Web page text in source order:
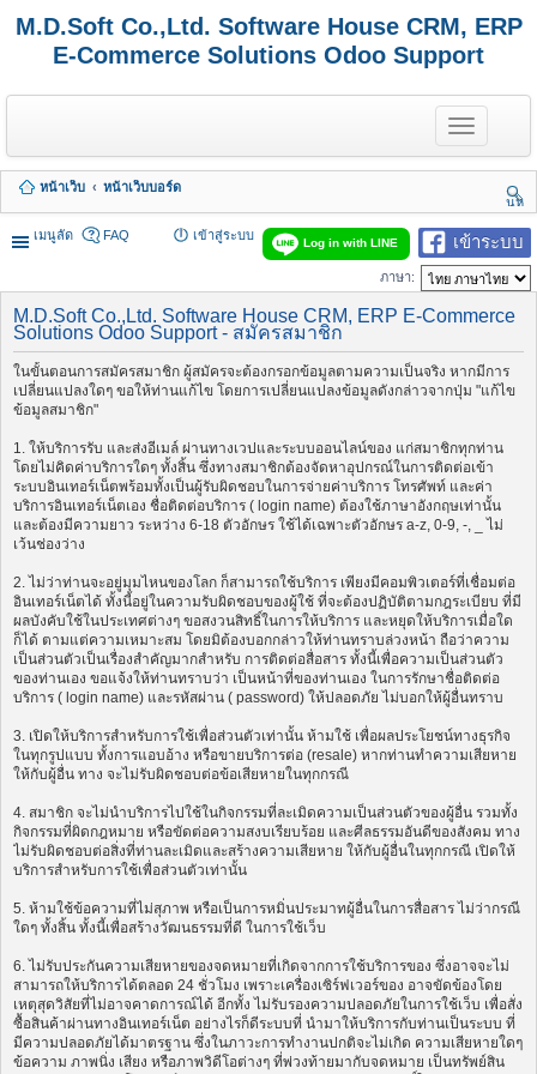
M.D.Soft Co.,Ltd. Software House CRM, ERP
E-Commerce Solutions Odoo Support
T
o
g
e
n
a
v
i
a
o
n
หน้าเว็บ
หน้าเว็บบอร์ด
นห
า
เมนูลัด
เข้าระบบ
Log in with LINE
FAQ เข้าสู่ระบบ
ภาษา:
M.D.Soft Co.,Ltd. Software House CRM, ERP E-Commerce
Solutions Odoo Support - สมัครสมาชิก
ในขั้นตอนการสมัครสมาชิก ผู้สมัครจะต้องกรอกข้อมูลตามความเป็นจริง หากมีการ
เปลี่ยนแปลงใดๆ ขอให้ท่านแก้ไข โดยการเปลี่ยนแปลงข้อมูลดังกล่าวจากปุ่ม "แก้ไข
ข้อมูลสมาชิก"
1. ให้บริการรับ และส่งอีเมล์ ผ่านทางเวปและระบบออนไลน์ของ แก่สมาชิกทุกท่าน
โดยไม่คิดค่าบริการใดๆ ทั้งสิ้น ซึ่งทางสมาชิกต้องจัดหาอุปกรณ์ในการติดต่อเข้า
ระบบอินเทอร์เน็ตพร้อมทั้งเป็นผู้รับผิดชอบในการจ่ายค่าบริการ โทรศัพท์ และค่า
บริการอินเทอร์เน็ตเอง ชื่อติดต่อบริการ ( login name) ต้องใช้ภาษาอังกฤษเท่านั้น
และต้องมีความยาว ระหว่าง 6-18 ตัวอักษร ใช้ได้เฉพาะตัวอักษร a-z, 0-9, -, _ ไม่
เว้นช่องว่าง
2. ไม่ว่าท่านจะอยู่มุมไหนของโลก ก็สามารถใช้บริการ เพียงมีคอมพิวเตอร์ที่เชื่อมต่อ
อินเทอร์เน็ตได้ ทั้งนี้อยู่ในความรับผิดชอบของผู้ใช้ ที่จะต้องปฏิบัติตามกฎระเบียบ ที่มี
ผลบังคับใช้ในประเทศต่างๆ ขอสงวนสิทธิ์ในการให้บริการ และหยุดให้บริการเมื่อใด
ก็ได้ ตามแต่ความเหมาะสม โดยมิต้องบอกกล่าวให้ท่านทราบล่วงหน้า ถือว่าความ
เป็นส่วนตัวเป็นเรื่องสำคัญมากสำหรับ การติดต่อสื่อสาร ทั้งนี้เพื่อความเป็นส่วนตัว
ของท่านเอง ขอแจ้งให้ท่านทราบว่า เป็นหน้าที่ของท่านเอง ในการรักษาชื่อติดต่อ
บริการ ( login name) และรหัสผ่าน ( password) ให้ปลอดภัย ไม่บอกให้ผู้อื่นทราบ
3. เปิดให้บริการสำหรับการใช้เพื่อส่วนตัวเท่านั้น ห้ามใช้ เพื่อผลประโยชน์ทางธุรกิจ
ในทุกรูปแบบ ทั้งการแอบอ้าง หรือขายบริการต่อ (resale) หากท่านทำความเสียหาย
ให้กับผู้อื่น ทาง จะไม่รับผิดชอบต่อข้อเสียหายในทุกกรณี
4. สมาชิก จะไม่นำบริการไปใช้ในกิจกรรมที่ละเมิดความเป็นส่วนตัวของผู้อื่น รวมทั้ง
กิจกรรมที่ผิดกฎหมาย หรือขัดต่อความสงบเรียบร้อย และศีลธรรมอันดีของสังคม ทาง
ไม่รับผิดชอบต่อสิ่งที่ท่านละเมิดและสร้างความเสียหาย ให้กับผู้อื่นในทุกกรณี เปิดให้
บริการสำหรับการใช้เพื่อส่วนตัวเท่านั้น
5. ห้ามใช้ข้อความที่ไม่สุภาพ หรือเป็นการหมิ่นประมาทผู้อื่นในการสื่อสาร ไม่ว่ากรณี
ใดๆ ทั้งสิ้น ทั้งนี้เพื่อสร้างวัฒนธรรมที่ดี ในการใช้เว็บ
6. ไม่รับประกันความเสียหายของจดหมายที่เกิดจากการใช้บริการของ ซึ่งอาจจะไม่
สามารถให้บริการได้ตลอด 24 ชั่วโมง เพราะเครื่องเซิร์ฟเวอร์ของ อาจขัดข้องโดย
เหตุสุดวิสัยที่ไม่อาจคาดการณ์ได้ อีกทั้ง ไม่รับรองความปลอดภัยในการใช้เว็บ เพื่อสั่ง
ซื้อสินค้าผ่านทางอินเทอร์เน็ต อย่างไรก็ดีระบบที่ นำมาให้บริการกับท่านเป็นระบบ ที่
มีความปลอดภัยได้มาตรฐาน ซึ่งในภาวะการทำงานปกติจะไม่เกิด ความเสียหายใดๆ
ข้อความ ภาพนิ่ง เสียง หรือภาพวิดีโอต่างๆ ที่พ่วงท้ายมากับจดหมาย เป็นทรัพย์สิน